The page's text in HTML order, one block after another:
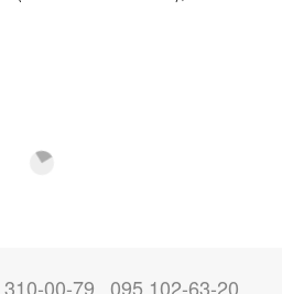
00-79 095 102-63-20